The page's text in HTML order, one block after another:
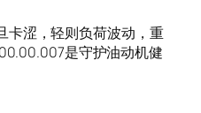
卡涩，轻则负荷波动，重
是守护油动机健